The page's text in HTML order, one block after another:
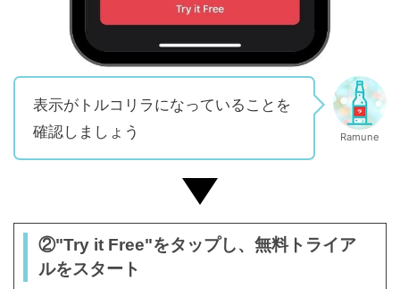
表示がトルコリラになっていることを
確認しましょう
Ramune
②"Try it Free"をタップし、無料トライア
ルをスタート